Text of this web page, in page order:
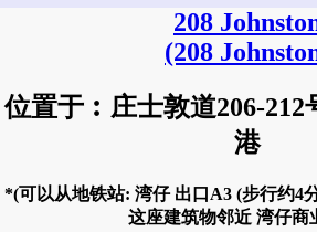
208
(208
位置于︰庄士敦道206-212
港
*(可以从地铁站: 湾仔 出口A3 (步行约4
这座建筑物邻近 湾仔商